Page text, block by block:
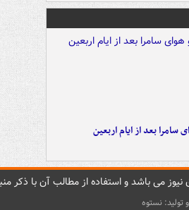
سامرا بعد از ایام اربعین
می باشد و استفاده از مطالب آن با ذکر
تولید: نستوه